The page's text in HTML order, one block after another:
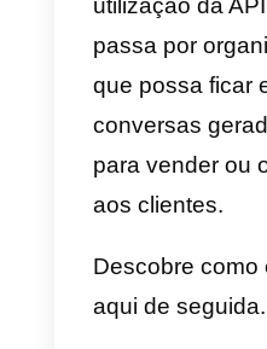
plataforma.
Será
organizar a
gerir as
Reels e